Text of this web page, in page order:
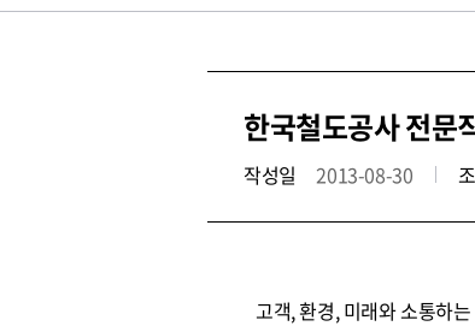
한국철도공사 전문
작성일 2013-08-30
고객, 환경, 미래와 소통하